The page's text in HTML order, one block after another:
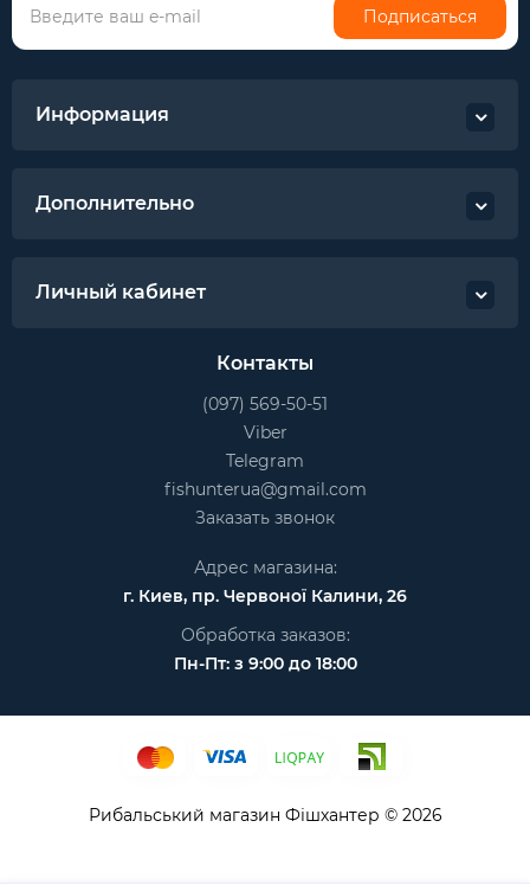
Подписаться
Информация
Дополнительно
Личный кабинет
Контакты
(097) 569-50-51
Viber
Telegram
fishunterua@gmail.com
Заказать звонок
Адрес магазина:
г. Киев, пр. Червоної Калини, 26
Обработка заказов:
Пн-Пт: з 9:00 до 18:00
Рибальський магазин Фішхантер © 2026